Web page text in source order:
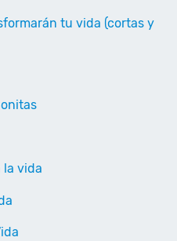
tu vida (cortas y
la vida